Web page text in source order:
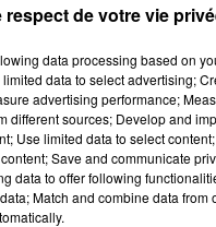
respect de votre vie
data processing based on
data to select advertising;
advertising performance;
different sources; Develop and
Use limited data to select
Save and communicate
data to offer following
Match and combine data